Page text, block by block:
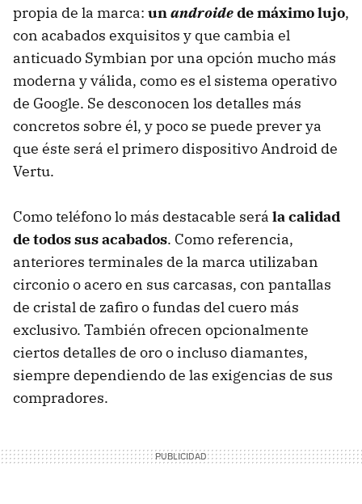
propia de la marca: unandroidede máximo lujo,
con acabados exquisitos y que cambia el
anticuado Symbian por una opción mucho más
moderna y válida, como es el sistema operativo
de Google. Se desconocen los detalles más
concretos sobre él, y poco se puede prever ya
que éste será el primero dispositivo Android de
Vertu.
Como teléfono lo más destacable será la calidad
de todos sus acabados. Como referencia,
anteriores terminales de la marca utilizaban
circonio o acero en sus carcasas, con pantallas
de cristal de zafiro o fundas del cuero más
exclusivo. También ofrecen opcionalmente
ciertos detalles de oro o incluso diamantes,
siempre dependiendo de las exigencias de sus
compradores.